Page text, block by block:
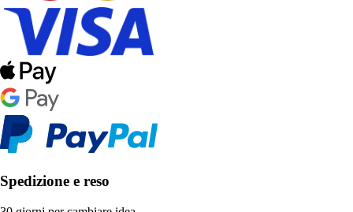
Spedizione e reso